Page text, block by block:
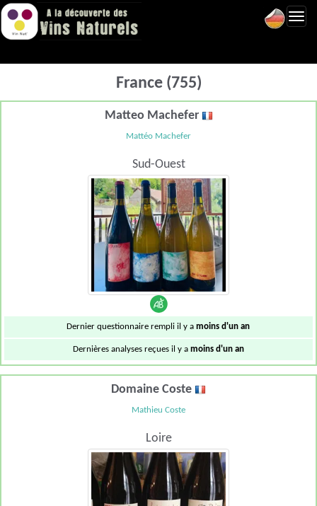
France (755)
Matteo Machefer
Mattéo Machefer
Sud-Ouest
Dernier questionnaire rempli il y amoins d'un an
Dernières analyses reçues il y a moins d'un an
Domaine Coste
Mathieu Coste
Loire